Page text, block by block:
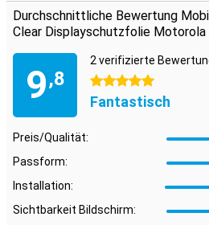
Schutzschicht, die nicht in den
Suchen Sie nach einem Schutz für
G54? Dann ist diese durchsichtige
Wahl. Die Schutzschicht ist nicht im
Schmutz, Staub und scharfen
verhindern Sie Kratzer auf dem
Durchschnittliche Bewertung
Clear Displayschutzfolie Motorola
9,8
2 verifizierte
5 Sterne
Fantastisch
Preis/Qualität:
Passform:
Installation:
Sichtbarkeit Bildschirm: